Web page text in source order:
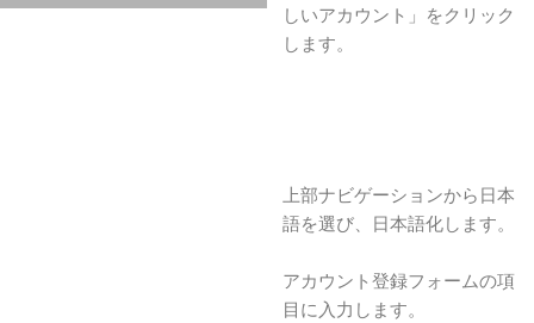
しいアカウント」をクリック
します。
上部ナビゲーションから日本
語を選び、日本語化します。
アカウント登録フォームの項
目に入力します。